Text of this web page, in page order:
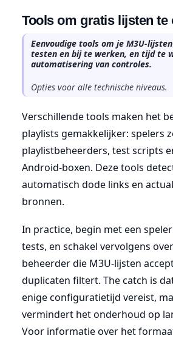
Tools om gratis lijsten te
Eenvoudige tools om je M3U-
testen en bij te werken, en tijd te
automatisering van controles.
Opties voor alle technische niveaus.
Verschillende tools maken het
playlists gemakkelijker: spelers
playlistbeheerders, test scripts
Android-boxen. Deze tools
automatisch dode links en
bronnen.
In practice, begin met een
tests, en schakel vervolgens
beheerder die M3U-lijsten
duplicaten filtert. The catch is
enige configuratietijd vereist,
vermindert het onderhoud op
Voor informatie over het